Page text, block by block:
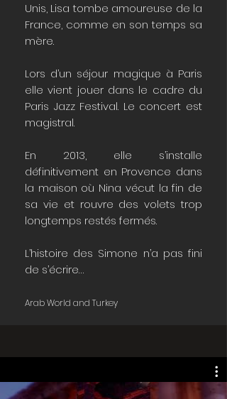
Unis, Lisa tombe amoureuse de la
France, comme en son temps sa
mère.
Lors d’un séjour magique à Paris
elle vient jouer dans le cadre du
Paris Jazz Festival. Le concert est
magistral.
En 2013, elle s’installe
définitivement en Provence dans
la maison où Nina vécut la fin de
sa vie et rouvre des volets trop
longtemps restés fermés.
L’histoire des Simone n’a pas fini
de s’écrire…
Arab World and Turkey